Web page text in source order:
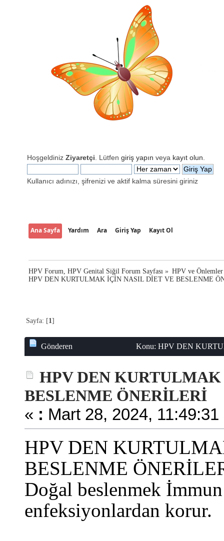
Hoşgeldiniz Ziyaretçi . Lütfen giriş yapın veya kayıt olun
Kullanıcı adınızı, şifrenizi ve aktif kalma süresini giriniz
Ana Sayfa Yardım Ara Giriş Yap Kayıt Ol
HPV Forum, HPV Genital Siğil Forum Sayfası » HPV ve Önlemler
HPV DEN KURTULMAK İÇİN NASIL DİET VE BESLENME
Sayfa: [1]
Gönderen Konu: HPV DEN
HPV DEN
BESLENME ÖNERİLERİ
« : Mart 28, 2024, 11:49:31
HPV DEN
BESLENME
Doğal beslenmek
enfeksiyonlardan korur.